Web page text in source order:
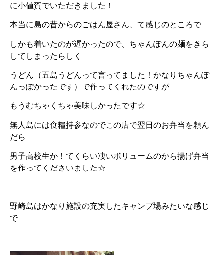
に小値賀でいただきました！
本当に島の昔からのごはん屋さん、て感じのところで
しかも着いたのが遅かったので、ちゃんぽんの麺をきら
してしまったらしく
うどん（五島うどんって言ってました！かなりちゃんぽ
んっぽかったです）で作ってくれたのですが
もうむちゃくちゃ美味しかったです☆
無人島には食糧持参なのでこの店で翌日のお弁当を頼ん
だら
男子高校生か！てくらい凄いボリュームのから揚げ弁当
を作ってくださいました☆
野崎島はかなり施設の充実したキャンプ場みたいな感じ
で